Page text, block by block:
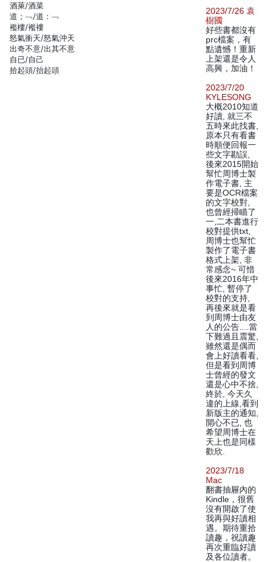
酒萊/酒菜
道；﹁/道：﹁
襤樓/襤褸
怒氣衝天/怒氣沖天
出奇不意/出其不意
自已/自己
拾起頭/抬起頭
2023/7/26 袁
樹國
好些書都沒有
prc檔案，有
點遺憾！重新
上架還是令人
高興，加油！
2023/7/20
KYLESONG
大概2010知道
好讀, 就三不
五時來此找書,
原本只有看書
時順便回報一
些文字勘誤,
後來2015開始
幫忙周博士製
作電子書, 主
要是OCR檔案
的文字校對,
也曾經掃瞄了
一,二本書進行
校對提供txt,
周博士也幫忙
製作了電子書
格式上架, 非
常感念~ 可惜
後來2016年中
事忙, 暫停了
校對的支持,
再後來就是看
到周博士由友
人的公告....當
下難過且震驚,
雖然還是偶而
會上好讀看看,
但是看到周博
士曾經的發文
還是心中不捨,
終於, 今天久
違的上線,看到
新版主的通知,
開心不已, 也
希望周博士在
天上也是同樣
歡欣.
2023/7/18
Mac
翻書抽屜內的
Kindle，很舊
沒有開啟了使
我再與好讀相
遇。期待重拾
讀趣，祝讀趣
再次重臨好讀
及各位讀者。